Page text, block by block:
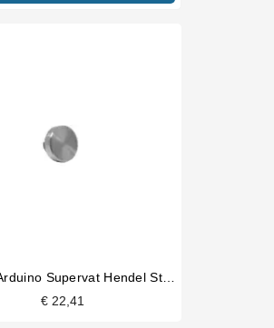
Victoria Arduino Supervat Hendel Stop
€ 22,41